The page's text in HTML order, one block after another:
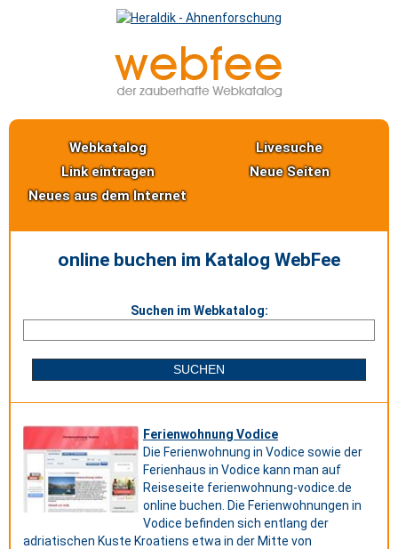
Webkatalog
Livesuche
Link eintragen
Neue Seiten
Neues aus dem Internet
online buchen im Katalog WebFee
Suchen im Webkatalog:
Ferienwohnung Vodice
Die Ferienwohnung in Vodice sowie der
Ferienhaus in Vodice kann man auf
Reiseseite ferienwohnung-vodice.de
online buchen. Die Ferienwohnungen in
Vodice befinden sich entlang der
adriatischen Kuste Kroatiens etwa in der Mitte von